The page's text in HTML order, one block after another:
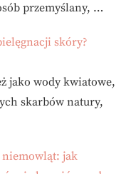
przemyślany, …
skóry?
jako wody kwiatowe,
skarbów natury,
jak